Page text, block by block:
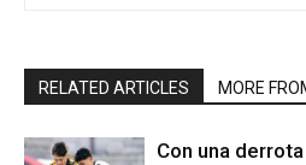
RELATED ARTICLES MORE
Con una